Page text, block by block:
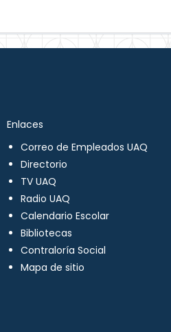
Enlaces
Correo de Empleados UAQ
Directorio
TV UAQ
Radio UAQ
Calendario Escolar
Bibliotecas
Contraloría Social
Mapa de sitio